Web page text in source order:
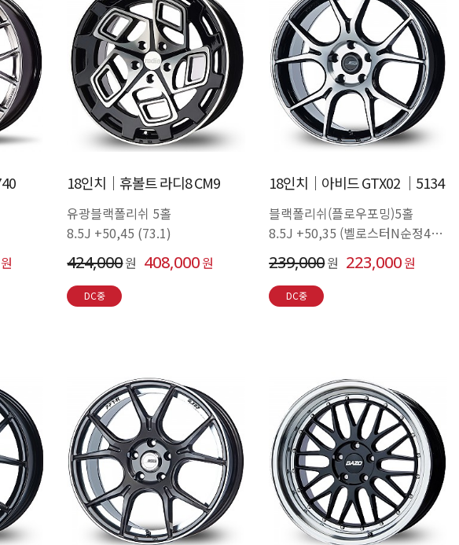
원
18인치│휴볼트 라디8 CM9
유광블랙폴리쉬 5홀
8.5J +50,45 (73.1)
424,000원 408,000원
DC중
18인치│아비드 GTX02 │5134
블랙폴리쉬(플로우포밍)5홀
8.5J +50,35 (벨로스터N순정4P
가능)
239,000원 223,000원
DC중